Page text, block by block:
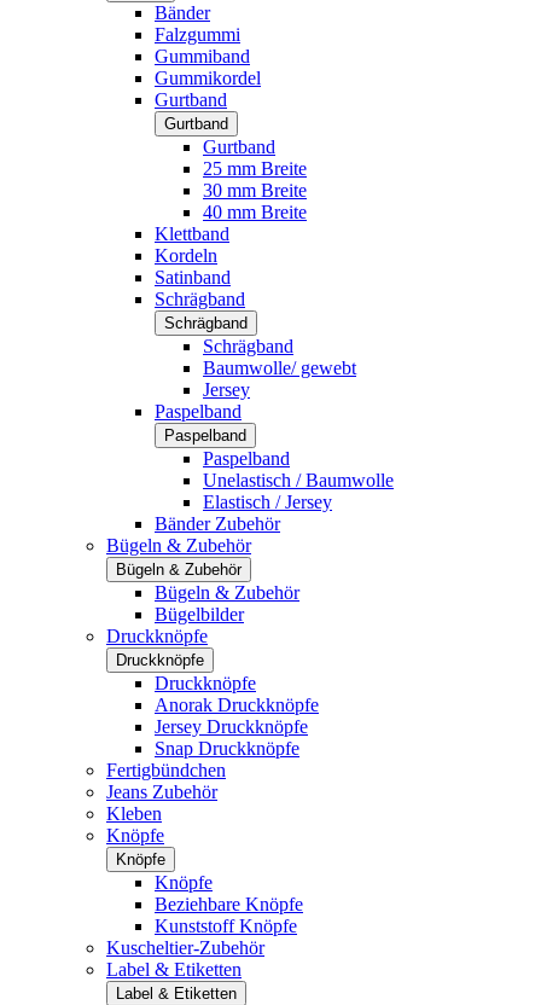
Bänder
Falzgummi
Gummiband
Gummikordel
Gurtband
Gurtband
Gurtband
25 mm Breite
30 mm Breite
40 mm Breite
Klettband
Kordeln
Satinband
Schrägband
Schrägband
Schrägband
Baumwolle/ gewebt
Jersey
Paspelband
Paspelband
Paspelband
Unelastisch / Baumwolle
Elastisch / Jersey
Bänder Zubehör
Bügeln & Zubehör
Bügeln & Zubehör
Bügeln & Zubehör
Bügelbilder
Druckknöpfe
Druckknöpfe
Druckknöpfe
Anorak Druckknöpfe
Jersey Druckknöpfe
Snap Druckknöpfe
Fertigbündchen
Jeans Zubehör
Kleben
Knöpfe
Knöpfe
Knöpfe
Beziehbare Knöpfe
Kunststoff Knöpfe
Kuscheltier-Zubehör
Label & Etiketten
Label & Etiketten